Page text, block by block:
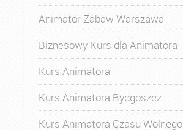
Animator Zabaw Warszawa
Biznesowy Kurs dla Animatora
Kurs Animatora
Kurs Animatora Bydgoszcz
Kurs Animatora Czasu Wolnego